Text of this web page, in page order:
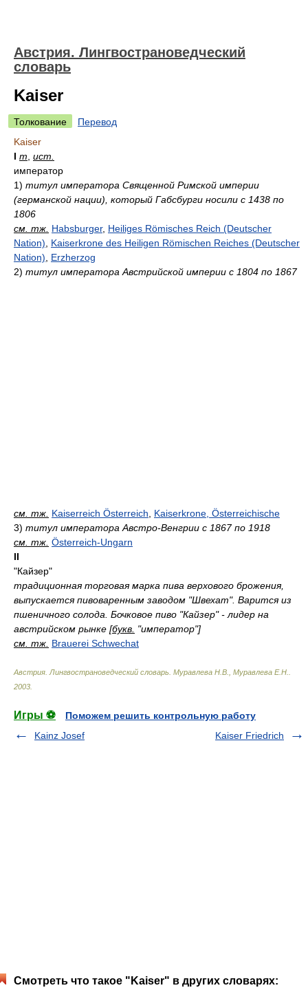
Австрия. Лингвострановедческий
словарь
Kaiser
Толкование
Перевод
Kaiser
I m ист.
император
1) титул императора Священной Римской империи
(германской нации), который Габсбурги носили с 1438 по
1806
см. тж. Habsburger, Heiliges Römisches Reich (Deutscher
Nation)
Kaiserkrone des Heiligen Römischen Reiches (Deutscher
Nation)
Erzherzog
2) титул императора Австрийской империи с 1804 по 1867
см. тж. Kaiserreich Österreich
Kaiserkrone, Österreichische
3) титул императора Австро-Венгрии с 1867 по 1918
см. тж. Österreich-Ungarn
II
"Кайзер"
традиционная торговая марка пива верхового брожения,
выпускается пивоваренным заводом "Швехат". Варится из
пшеничного солода. Бочковое пиво "Кайзер" - лидер на
австрийском рынке [букв. "император"]
см. тж. Brauerei Schwechat
Австрия. Лингвострановедческий словарь Муравлева Н.В., Муравлева Е.Н.
2003
Игры ⚽
Поможем решить контрольную работу
Kainz Josef
Kaiser Friedrich
Смотреть что такое "Kaiser" в других словарях: